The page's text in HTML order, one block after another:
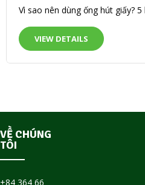
Vì sao nên dùng ống hút giấy?
VIEW DETAILS
VỀ CHÚNG
TÔI
+84 364 66